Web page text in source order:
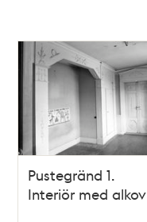
Pustegränd 1.
Interiör med alkov